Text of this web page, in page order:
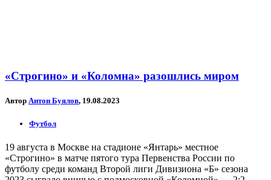
«Строгино» и «Коломна» разошлись миром
Автор Антон Буялов, 19.08.2023
Футбол
19 августа в Москве на стадионе «Янтарь» местное
«Строгино» в матче пятого тура Первенства России по
футболу среди команд Второй лиги Дивизиона «Б» сезона